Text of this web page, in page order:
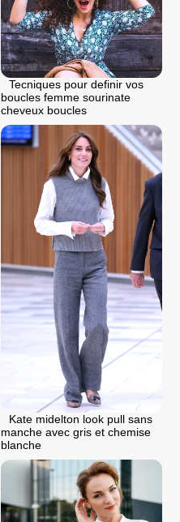
Tecniques pour definir vos
boucles femme sourinate
cheveux boucles
Kate midelton look pull sans
manche avec gris et chemise
blanche